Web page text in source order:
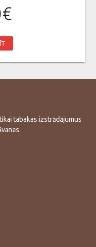
tabakas izstrādājumus